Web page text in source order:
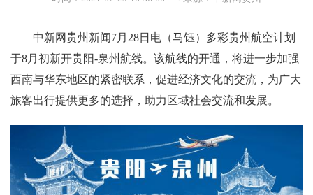
中新网贵州新闻7月28日电（马钰）多彩贵州航空计划
于8月初新开贵阳-泉州航线。该航线的开通，将进一步加强
西南与华东地区的紧密联系，促进经济文化的交流，为广大
旅客出行提供更多的选择，助力区域社会交流和发展。